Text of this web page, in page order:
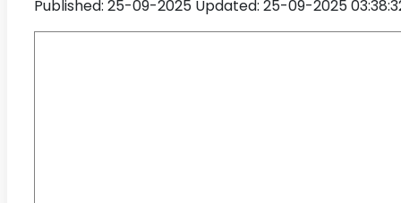
Published: 25-09-2025 Updated: 25-09-2025